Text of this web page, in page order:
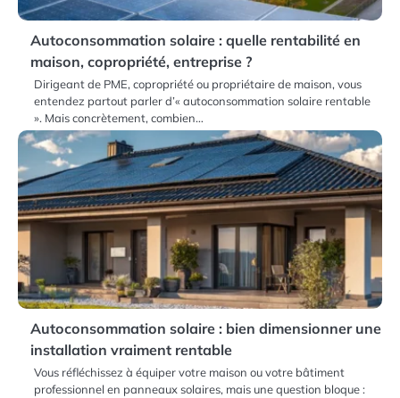
Autoconsommation solaire : quelle rentabilité en
maison, copropriété, entreprise ?
Dirigeant de PME, copropriété ou propriétaire de maison, vous
entendez partout parler d’« autoconsommation solaire rentable
». Mais concrètement, combien…
Autoconsommation solaire : bien dimensionner une
installation vraiment rentable
Vous réfléchissez à équiper votre maison ou votre bâtiment
professionnel en panneaux solaires, mais une question bloque :